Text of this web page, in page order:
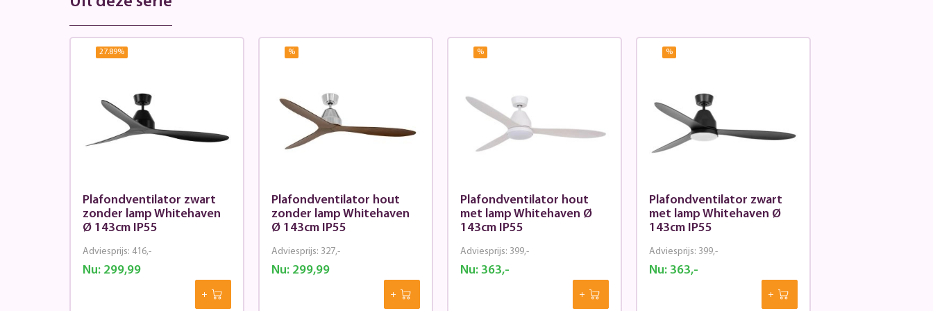
27.89%
Plafondventilator zwart
zonder lamp Whitehaven
Ø 143cm IP55
Nu: 299,99
Adviesprijs: 416,-
%
Plafondventilator hout
zonder lamp Whitehaven
Ø 143cm IP55
Nu: 299,99
Adviesprijs: 327,-
%
Plafondventilator hout
met lamp Whitehaven Ø
143cm IP55
Nu: 363,-
Adviesprijs: 399,-
%
Plafondventilator zwart
met lamp Whitehaven Ø
143cm IP55
Nu: 363,-
Adviesprijs: 399,-